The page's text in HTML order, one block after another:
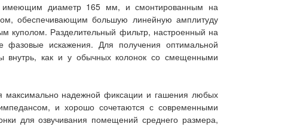
имеющим диаметр 165 мм, и смонтированным на
обеспечивающим большую линейную амплитуду
куполом. Разделительный фильтр, настроенный на
фазовые искажения. Для получения оптимальной
внутрь, как и у обычных колонок со смещенными
максимально надежной фиксации и гашения любых
и хорошо сочетаются с современными
для озвучивания помещений среднего размера,